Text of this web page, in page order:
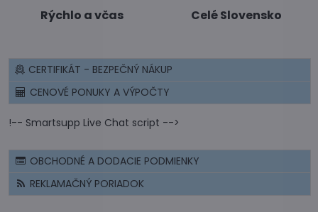
Rýchlo a včas Celé Slovensko
CERTIFIKÁT - BEZPEČNÝ NÁKUP
CENOVÉ PONUKY A VÝPOČTY
!-- Smartsupp Live Chat script -->
OBCHODNÉ A DODACIE PODMIENKY
REKLAMAČNÝ PORIADOK